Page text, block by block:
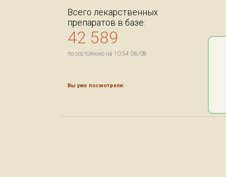
Всего лекарственных
препаратов в базе:
42 589
по состоянию на 10:54 06/08
Вы уже посмотрели: